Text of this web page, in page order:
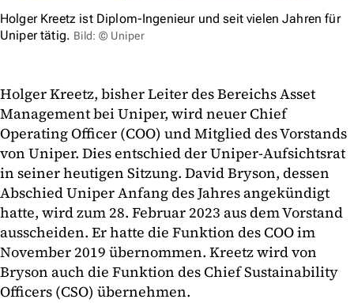
Holger Kreetz ist Diplom-Ingenieur und seit vielen Jahren für
Uniper tätig. Bild: © Uniper
Holger Kreetz, bisher Leiter des Bereichs Asset
Management bei Uniper, wird neuer Chief
Operating Officer (COO) und Mitglied des Vorstands
von Uniper. Dies entschied der Uniper-Aufsichtsrat
in seiner heutigen Sitzung. David Bryson, dessen
Abschied Uniper Anfang des Jahres angekündigt
hatte, wird zum 28. Februar 2023 aus dem Vorstand
ausscheiden. Er hatte die Funktion des COO im
November 2019 übernommen. Kreetz wird von
Bryson auch die Funktion des Chief Sustainability
Officers (CSO) übernehmen.